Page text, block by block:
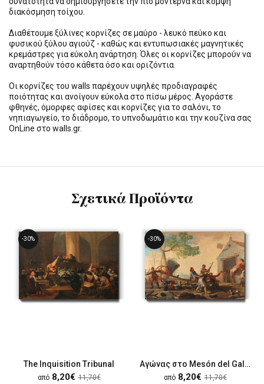
διακόσμηση τοίχου.
Διαθέτουμε ξύλινες κορνίζες σε μαύρο - λευκό πεύκο και
φυσικού ξύλου αγιούζ - καθώς και εντυπωσιακές μαγνητικές
κρεμάστρες για εύκολη ανάρτηση. Όλες οι κορνίζες μπορούν να
αναρτηθούν τόσο κάθετα όσο και οριζόντια.
Οι κορνίζες του walls παρέχουν υψηλές προδιαγραφές
ποιότητας και ανοίγουν εύκολα στο πίσω μέρος. Αγοράστε
φθηνές, όμορφες αφίσες και κορνίζες για το σαλόνι, το
νηπιαγωγείο, το διάδρομο, το υπνοδωμάτιο και την κουζίνα σας
OnLine στο walls.gr.
Σχετικά Προϊόντα
-30%
The Inquisition Tribunal
από 8,20€ 11,70€
-30%
Αγώνας στο Mesón del Gallo
από 8,20€ 11,70€